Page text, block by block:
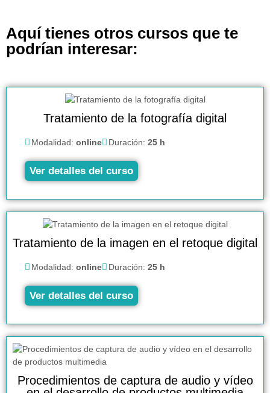
Aquí tienes otros cursos que te
podrían interesar:
Tratamiento de la fotografía digital
Modalidad: online Duración: 25 h
Ver detalles del curso
Tratamiento de la imagen en el retoque digital
Modalidad: online Duración: 25 h
Ver detalles del curso
Procedimientos de captura de audio y vídeo